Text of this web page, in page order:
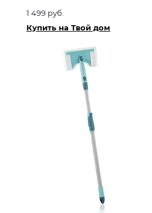
1 499 руб.
Купить на Твой дом